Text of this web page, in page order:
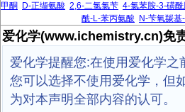
甲酮
D-正缬氨酸 2,6-二氯氯苄 4-氯苯胺-3-磺
酰-L-苯丙氨酸
N-苄氧羰基
爱化学(www.ichemistry.cn)免
爱化学提醒您:在使用爱化学
您可以选择不使用爱化学，但
为对本声明全部内容的认可。